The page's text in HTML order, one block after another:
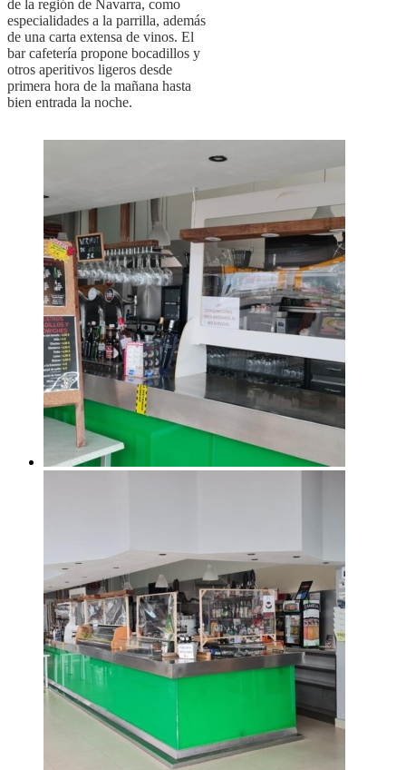
de la región de Navarra, como
especialidades a la parrilla, además
de una carta extensa de vinos. El
bar cafetería propone bocadillos y
otros aperitivos ligeros desde
primera hora de la mañana hasta
bien entrada la noche.